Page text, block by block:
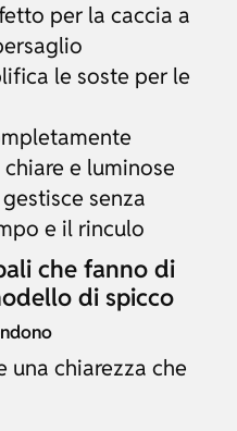
per la caccia a
le soste per le
e luminose
senza
e il rinculo
che fanno di
di spicco
una chiarezza che